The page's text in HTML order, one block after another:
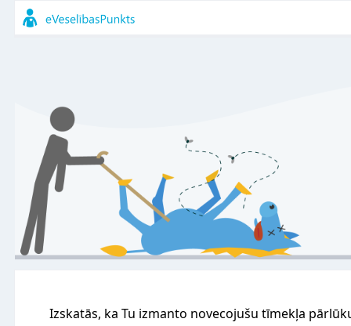
Izskatās, ka Tu izmanto novecojušu tīmekļa